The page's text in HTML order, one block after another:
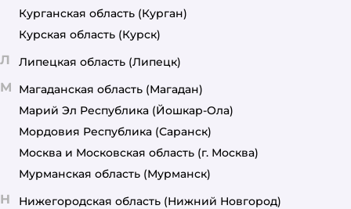
Курганская область (Курган)
Курская область (Курск)
Л Липецкая область (Липецк)
М Магаданская область (Магадан)
Марий Эл Республика (Йошкар-Ола)
Мордовия Республика (Саранск)
Москва и Московская область (г. Москва)
Мурманская область (Мурманск)
Н Нижегородская область (Нижний Новгород)